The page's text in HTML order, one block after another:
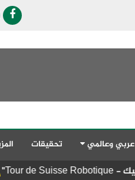
عربي وعالمي تحقيقات
محافظ